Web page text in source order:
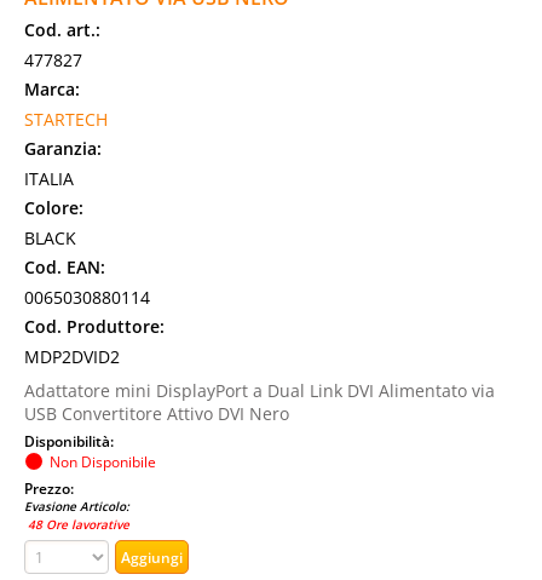
Cod. art.:
477827
Marca:
STARTECH
Garanzia:
ITALIA
Colore:
BLACK
Cod. EAN:
0065030880114
Cod. Produttore:
MDP2DVID2
Adattatore mini DisplayPort a Dual Link DVI Alimentato via
USB Convertitore Attivo DVI Nero
Disponibilità:
Non Disponibile
Prezzo:
Evasione Articolo:
48 Ore lavorative